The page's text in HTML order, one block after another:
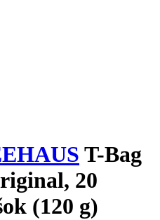
T-Bag
20
(120 g)